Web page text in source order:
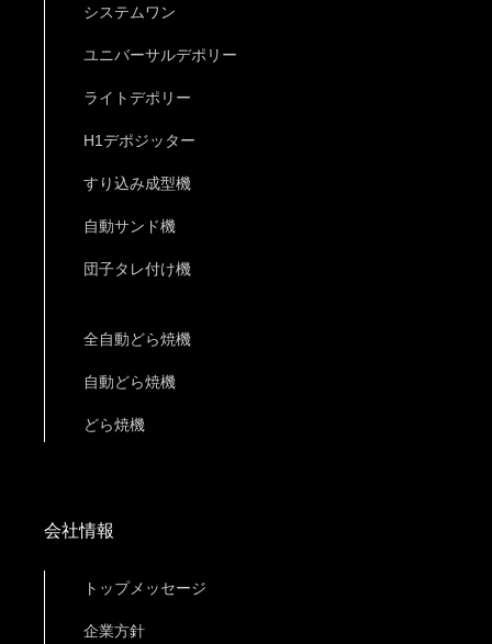
システムワン
ユニバーサルデポリー
ライトデポリー
H1デポジッター
すり込み成型機
自動サンド機
団子タレ付け機
全自動どら焼機
自動どら焼機
どら焼機
会社情報
トップメッセージ
企業方針